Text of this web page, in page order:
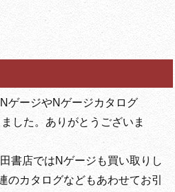
ゲージやNゲージカタログ
した。ありがとうございま
書店ではNゲージも買い取りし
のカタログなどもあわせてお引